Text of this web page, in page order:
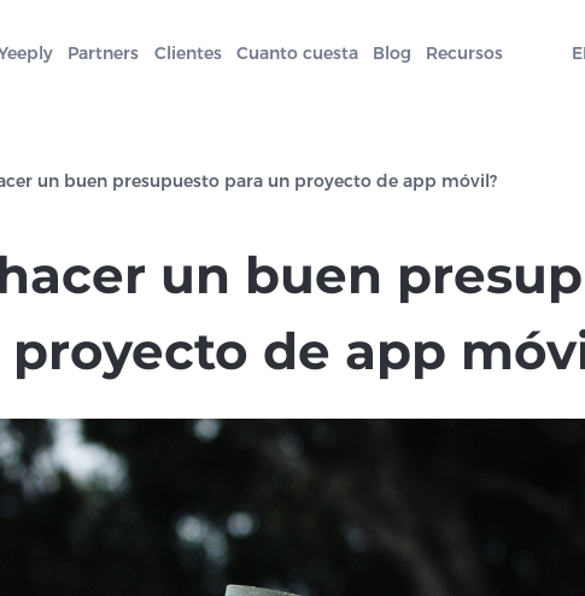
Partners Clientes Cuanto cuesta Blog Recursos
un buen presupuesto para un proyecto de app móvil?
un buen
proyecto de app